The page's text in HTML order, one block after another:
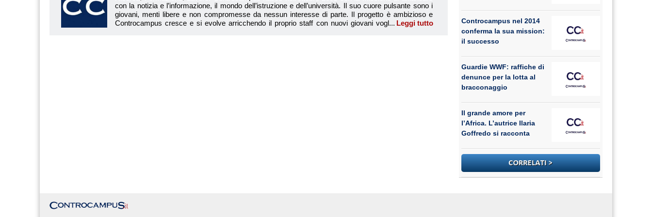
Leggi tutto
Controcampus nel 2014
conferma la sua mission:
il successo
Guardie WWF: raffiche di
denunce per la lotta al
bracconaggio
Il grande amore per
l’Africa. L’autrice Ilaria
Goffredo si racconta